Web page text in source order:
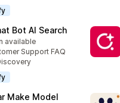
Bot AI Search
available
Support FAQ
Make Model